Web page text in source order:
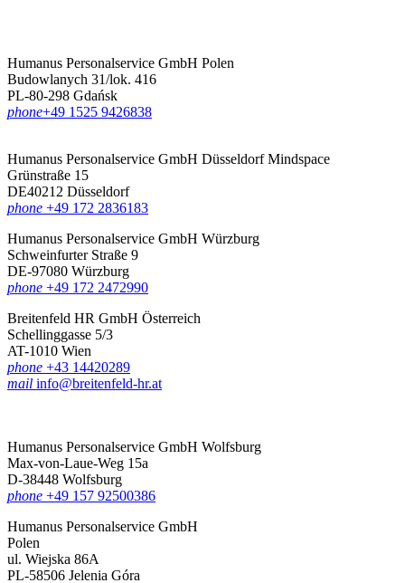
Humanus Personalservice GmbH Polen
Budowlanych 31/lok. 416
PL-80-298 Gdańsk
phone‪+49 1525 9426838‬
Humanus Personalservice GmbH DüsseldorfMindspace
Grünstraße 15
DE40212 Düsseldorf
phone +49 172 2836183‬
Humanus Personalservice GmbH Würzburg
Schweinfurter Straße 9
DE-97080 Würzburg
phone +49 172 2472990
Breitenfeld HR GmbH Österreich
Schellinggasse 5/3
AT-1010 Wien
phone +43 14420289
mail info@breitenfeld-hr.at
Humanus Personalservice GmbH Wolfsburg
Max-von-Laue-Weg 15a
D-38448 Wolfsburg
phone +49 157 92500386
Humanus Personalservice GmbH
Polen
ul. Wiejska 86A
PL-58506 Jelenia Góra